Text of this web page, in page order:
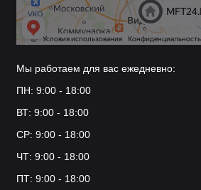
Мы работаем для вас ежедневно:
ПН: 9:00 - 18:00
ВТ: 9:00 - 18:00
СР: 9:00 - 18:00
ЧТ: 9:00 - 18:00
ПТ: 9:00 - 18:00